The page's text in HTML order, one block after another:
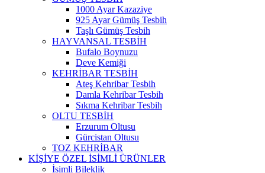
1000 Ayar Kazaziye
925 Ayar Gümüş Tesbih
Taşlı Gümüş Tesbih
HAYVANSAL TESBİH
Bufalo Boynuzu
Deve Kemiği
KEHRİBAR TESBİH
Ateş Kehribar Tesbih
Damla Kehribar Tesbih
Sıkma Kehribar Tesbih
OLTU TESBİH
Erzurum Oltusu
Gürcistan Oltusu
TOZ KEHRİBAR
KİŞİYE ÖZEL İSİMLİ ÜRÜNLER
İsimli Bileklik